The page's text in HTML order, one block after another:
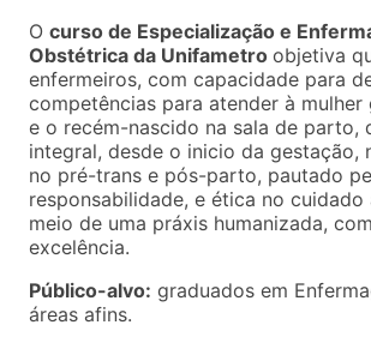
O curso de Especialização e
Obstétrica da Unifametro objetiva
enfermeiros, com capacidade para
competências para atender à
e o recém-nascido na sala de parto,
integral, desde o inicio da gestação,
no pré-trans e pós-parto, pautado
responsabilidade, e ética no cuidado
meio de uma práxis humanizada,
excelência.
Público-alvo: graduados em
áreas afins.